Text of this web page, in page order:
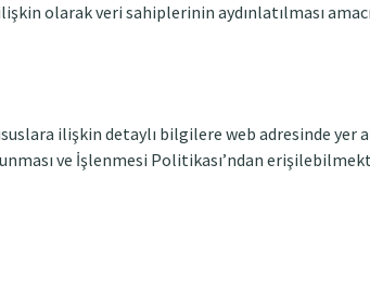
olarak veri sahiplerinin aydınlatılması
ilişkin detaylı bilgilere web adresinde yer
ve İşlenmesi Politikası’ndan